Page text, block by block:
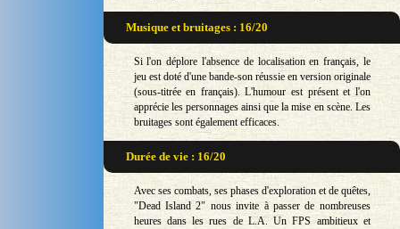
Musique et bruitages : 16/20
Si l'on déplore l'absence de localisation en français, le
jeu est doté d'une bande-son réussie en version originale
(sous-titrée en français). L'humour est présent et l'on
apprécie les personnages ainsi que la mise en scène. Les
bruitages sont également efficaces.
Durée de vie : 16/20
Avec ses combats, ses phases d'exploration et de quêtes,
"Dead Island 2" nous invite à passer de nombreuses
heures dans les rues de L.A. Un FPS ambitieux et